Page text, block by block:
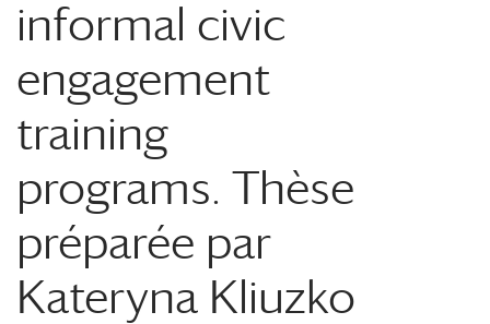
informal civic
engagement
training
programs. Thèse
préparée par
Kateryna Kliuzko